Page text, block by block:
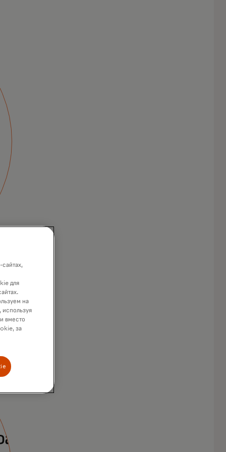
для
на
используя
вместо
за